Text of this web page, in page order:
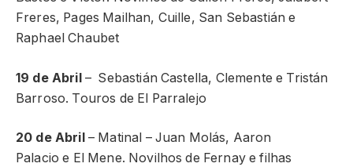
Freres, Pages Mailhan, Cuille, San Sebastián e
Raphael Chaubet
19 de Abril– Sebastián Castella, Clemente e Tristán
Barroso. Touros de El Parralejo
20 de Abril – Matinal – Juan Molás, Aaron
Palacio e El Mene. Novilhos de Fernay e filhas